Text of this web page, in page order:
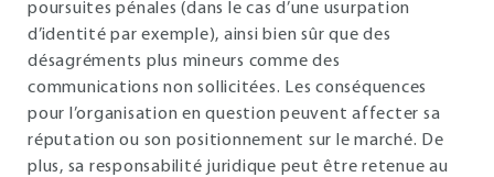
poursuites pénales (dans le cas d’une usurpation
d’identité par exemple), ainsi bien sûr que des
désagréments plus mineurs comme des
communications non sollicitées. Les conséquences
pour l’organisation en question peuvent affecter sa
réputation ou son positionnement sur le marché. De
plus, sa responsabilité juridique peut être retenue au